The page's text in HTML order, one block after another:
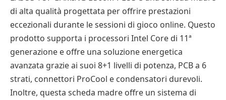
di alta qualità progettata per offrire prestazioni
eccezionali durante le sessioni di gioco online. Questo
prodotto supporta i processori Intel Core di 11ª
generazione e offre una soluzione energetica
avanzata grazie ai suoi 8+1 livelli di potenza, PCB a 6
strati, connettori ProCool e condensatori durevoli.
Inoltre, questa scheda madre offre un sistema di